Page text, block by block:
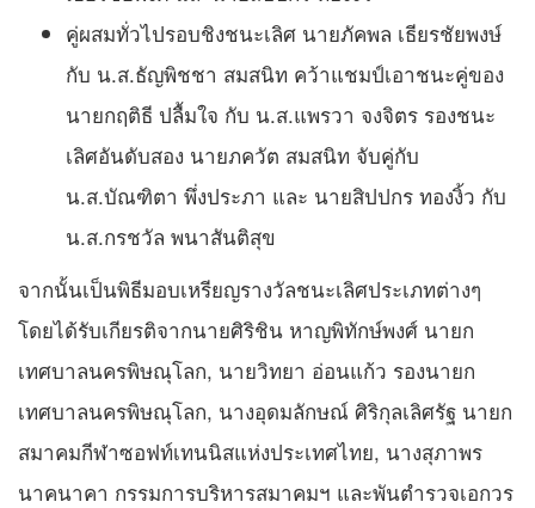
คู่ผสมทั่วไปรอบชิงชนะเลิศ นายภัคพล เธียรชัยพงษ์
กับ น.ส.ธัญพิชชา สมสนิท คว้าแชมป์เอาชนะคู่ของ
นายกฤติธี ปลื้มใจ กับ น.ส.แพรวา จงจิตร รองชนะ
เลิศอันดับสอง นายภควัต สมสนิท จับคู่กับ
น.ส.บัณฑิตา พึ่งประภา และ นายสิปปกร ทองงิ้ว กับ
น.ส.กรชวัล พนาสันติสุข
จากนั้นเป็นพิธีมอบเหรียญรางวัลชนะเลิศประเภทต่างๆ
โดยได้รับเกียรติจากนายศิริชิน หาญพิทักษ์พงศ์ นายก
เทศบาลนครพิษณุโลก, นายวิทยา อ่อนแก้ว รองนายก
เทศบาลนครพิษณุโลก, นางอุดมลักษณ์ ศิริกุลเลิศรัฐ นายก
สมาคมกีฬาซอฟท์เทนนิสแห่งประเทศไทย, นางสุภาพร
นาคนาคา กรรมการบริหารสมาคมฯ และพันตำรวจเอกวร